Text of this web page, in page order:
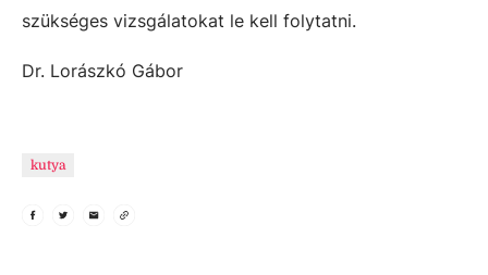
szükséges vizsgálatokat le kell folytatni.
Dr. Lorászkó Gábor
kutya